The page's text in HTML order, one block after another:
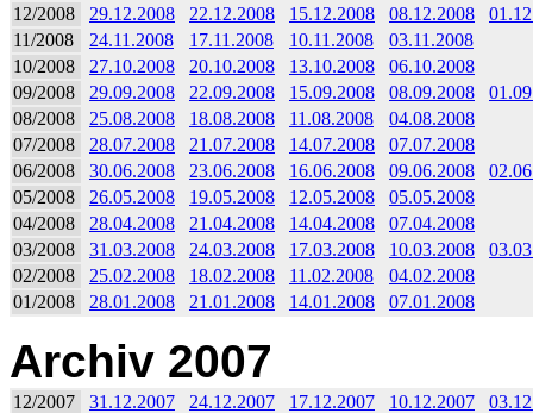
12/2008 29.12.2008 22.12.2008 15.12.2008 08.12.2008
11/2008
24.11.2008 17.11.2008 10.11.2008
03.11.2008
10/2008
27.10.2008 20.10.2008 13.10.2008
06.10.2008
09/2008
29.09.2008 22.09.2008 15.09.2008 08.09.2008
08/2008
25.08.2008 18.08.2008 11.08.2008
04.08.2008
07/2008
28.07.2008 21.07.2008 14.07.2008
07.07.2008
06/2008
30.06.2008 23.06.2008 16.06.2008 09.06.2008
05/2008
26.05.2008 19.05.2008 12.05.2008
05.05.2008
04/2008
28.04.2008 21.04.2008 14.04.2008
07.04.2008
03/2008
31.03.2008 24.03.2008 17.03.2008 10.03.2008
02/2008
25.02.2008 18.02.2008 11.02.2008
04.02.2008
01/2008
28.01.2008 21.01.2008 14.01.2008 07.01.2008
Archiv 2007
12/2007 31.12.2007 24.12.2007 17.12.2007 10.12.2007